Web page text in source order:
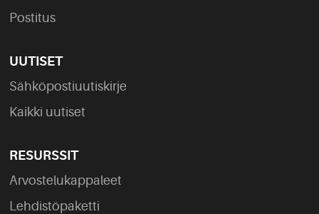
Postitus
UUTISET
Sähköpostiuutiskirje
Kaikki uutiset
RESURSSIT
Arvostelukappaleet
Lehdistöpaketti